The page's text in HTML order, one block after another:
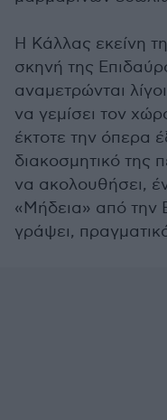
Η Κάλλας εκείνη
σκηνή της
αναμετρώνται
να γεμίσει τον
έκτοτε την όπερα
διακοσμητικό της
να ακολουθήσει,
«Μήδεια» από την
γράψει,